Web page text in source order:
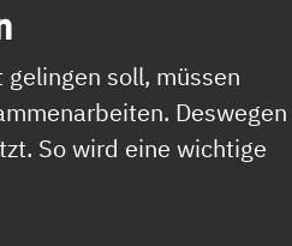
soll, müssen
Deswegen
So wird eine wichtige